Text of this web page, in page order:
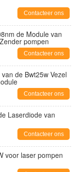
Contacteer ons
de Module van
pompen
Contacteer ons
de Bwt25w Vezel
Contacteer ons
Laserdiode van
Contacteer ons
voor laser pompen